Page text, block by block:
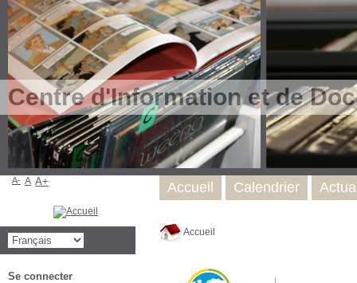
Centre d'Information et de
Accueil
Accueil Calendrier
A- A A+
Se connecter